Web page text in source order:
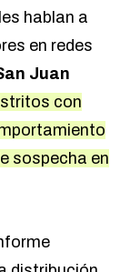
hablan a
en redes
Juan
con
sospecha en